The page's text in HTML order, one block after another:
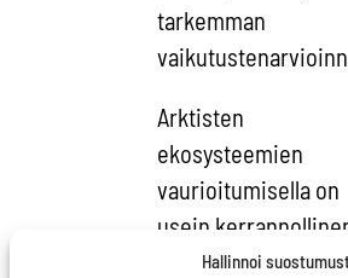
Hallinnoi
tarkemman
Arktisten
ekosysteemien
vaurioitumisella on
usein
vaikutus: